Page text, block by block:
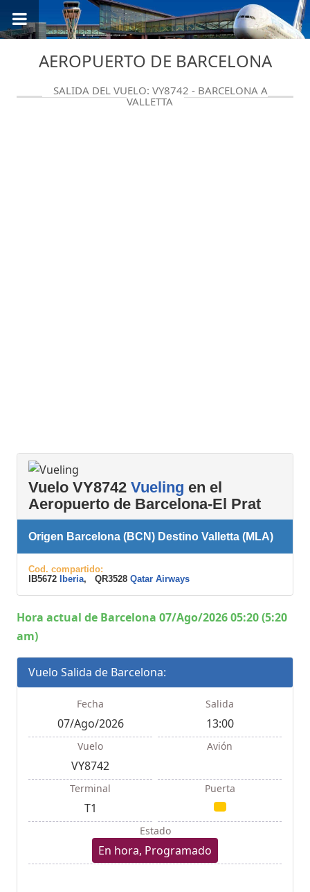
AEROPUERTO DE BARCELONA
SALIDA DEL VUELO: VY8742 - BARCELONA A
VALLETTA
Vuelo VY8742 Vueling en el
Aeropuerto de Barcelona-El Prat
Origen Barcelona (BCN) Destino Valletta (MLA)
Cod. compartido:
IB5672
Iberia, QR3528 Qatar Airways
Hora actual de Barcelona 07/Ago/2026 05:20 (5:20
am)
Vuelo Salida de Barcelona:
Fecha
07/Ago/2026
Salida
13:00
Vuelo
VY8742
Avión
Terminal
T1
Puerta
Estado
En hora, Programado